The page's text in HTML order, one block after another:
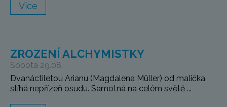
Více
ZROZENÍ ALCHYMISTKY
Sobota 29.08.
Dvanáctiletou Arianu (Magdalena Müller) od malička
stíhá nepřízeň osudu. Samotná na celém světě ...